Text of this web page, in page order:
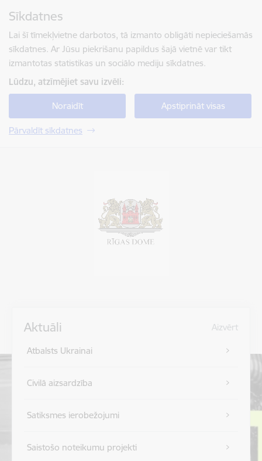
Sīkdatnes
Lai šī tīmekļvietne darbotos, tā izmanto obligāti nepieciešamās
sīkdatnes. Ar Jūsu piekrišanu papildus šajā vietnē var tikt
izmantotas statistikas un sociālo mediju sīkdatnes.
Lūdzu, atzīmējiet savu izvēli:
Noraidīt Apstiprināt visas
Pārvaldīt sīkdatnes
Aktuāli Aizvērt
Atbalsts Ukrainai
Civilā aizsardzība
Satiksmes ierobežojumi
Saistošo noteikumu projekti